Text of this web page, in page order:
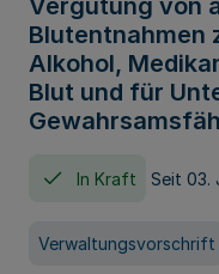
Vergütung von
Blutentnahmen
Alkohol,
Blut und für
In Kraft Seit 03.
Verwaltungsvorschrift